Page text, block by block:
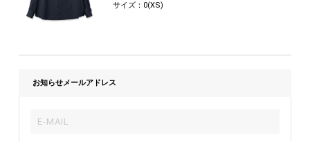
サイズ：0(XS)
お知らせメールアドレス